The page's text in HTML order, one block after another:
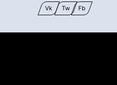
Vk Tw Fb